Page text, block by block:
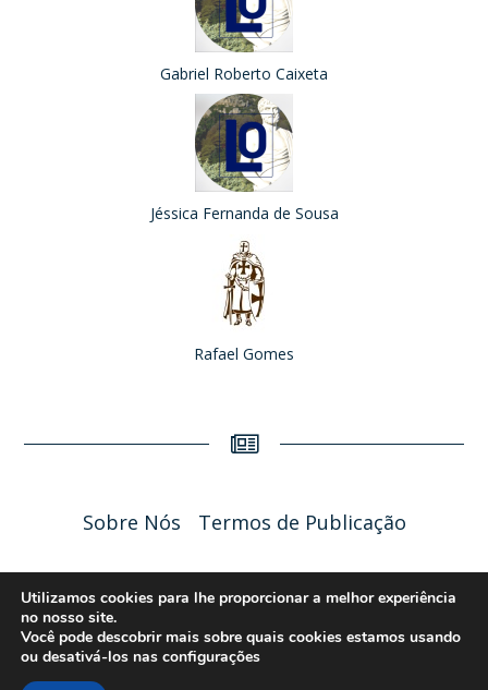
Gabriel Roberto Caixeta
Jéssica Fernanda de Sousa
Rafael Gomes
Sobre Nós Termos de Publicação
Liceu Online 2026 - Política de Privacidade
Utilizamos cookies para lhe proporcionar a melhor experiência
no nosso site.
Você pode descobrir mais sobre quais cookies estamos usando
ou desativá-los nas configurações